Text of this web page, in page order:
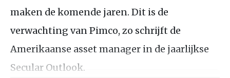
maken de komende jaren. Dit is de
verwachting van Pimco, zo schrijft de
Amerikaanse asset manager in de jaarlijkse
Secular Outlook.